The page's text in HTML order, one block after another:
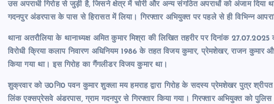
उस अपराधी गिरोह से जुड़ी है, जिसने क्षेत्र में चोरी और अन्य संगठित अपराधों को अंजाम
गदनपुर अंडरपास के पास से हिरासत में लिया। गिरफ्तार अभियुक्त पर पहले से ही विभिन्न
थाना अतरौलिया के थानाध्यक्ष अमित कुमार मिश्रा की लिखित तहरीर पर दिनांक
विरोधी क्रिया कलाप निवारण अधिनियम 1986 के तहत विजय कुमार, प्रेमशेखर, राजन कुमार
किया गया था। इस गिरोह का गैंगलीडर विजय कुमार था।
शुक्रवार को उ0नि0 पवन कुमार शुक्ला मय हमराह द्वारा गिरोह के सदस्य प्रेमशेखर पुत्र श्रीपत
लिंक एक्सप्रेसवे अंडरपास, ग्राम गदनपुर से गिरफ्तार किया गया। गिरफ्तार अभियुक्त को पुलिस